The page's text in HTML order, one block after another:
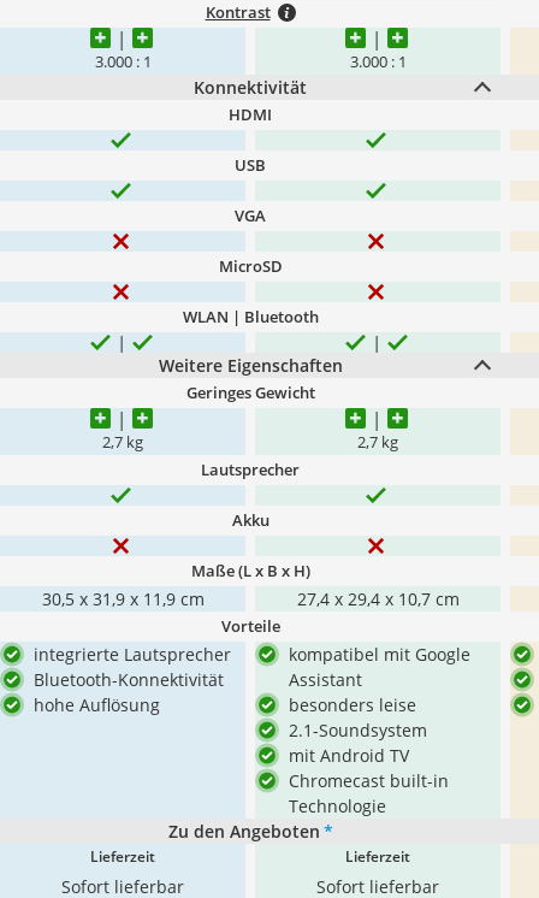
Kontrast
3.000 : 1 3.000 : 1
Konnektivität
HDMI
USB
VGA
MicroSD
WLAN | Bluetooth
Weitere Eigenschaften
Geringes Gewicht
2,7 kg 2,7 kg
Lautsprecher
Akku
Maße (L x B x H)
30,5 x 31,9 x 11,9 cm 27,4 x 29,4 x 10,7 cm
Vorteile
integrierte Lautsprecher
Bluetooth-Konnektivität
hohe Auflösung
kompatibel mit Google
Assistant
besonders leise
2.1-Soundsystem
mit Android TV
Chromecast built-in
Technologie
Zu den Angeboten *
Lieferzeit
Sofort lieferbar
Lieferzeit
Sofort lieferbar